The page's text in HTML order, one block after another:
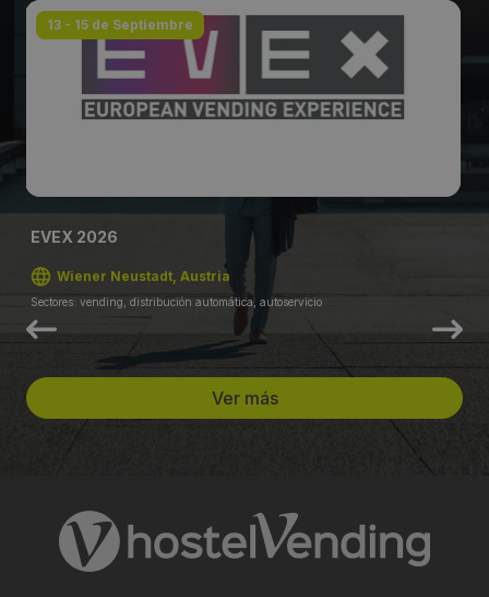
13 - 15 de Septiembre
EVEX 2026
Wiener Neustadt, Austria
Sectores: vending, distribución automática, autoservicio
Ver más